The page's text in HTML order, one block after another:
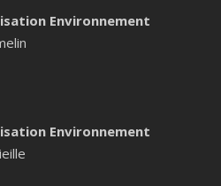
Environnement
Environnement